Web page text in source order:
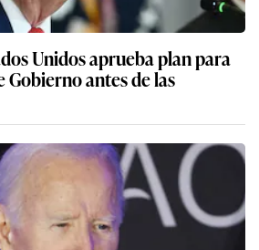
Unidos aprueba plan para
antes de las